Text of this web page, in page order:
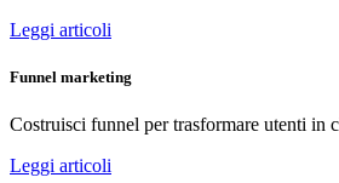
Leggi articoli
Funnel marketing
Costruisci funnel per trasformare utenti in
Leggi articoli